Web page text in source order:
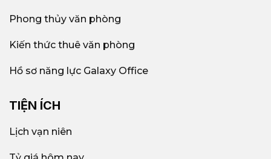
Phong thủy văn phòng
Kiến thức thuê văn phòng
Hồ sơ năng lực Galaxy Office
TIỆN ÍCH
Lịch vạn niên